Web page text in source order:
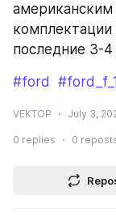
последние 3-4
#ford
VEKTOP July 3,
0 replies 0